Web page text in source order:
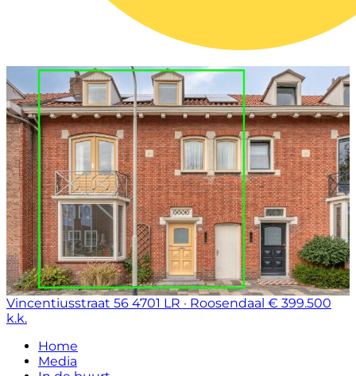
Vincentiusstraat 56 4701 LR · Roosendaal € 399.500
k.k.
Home
Media